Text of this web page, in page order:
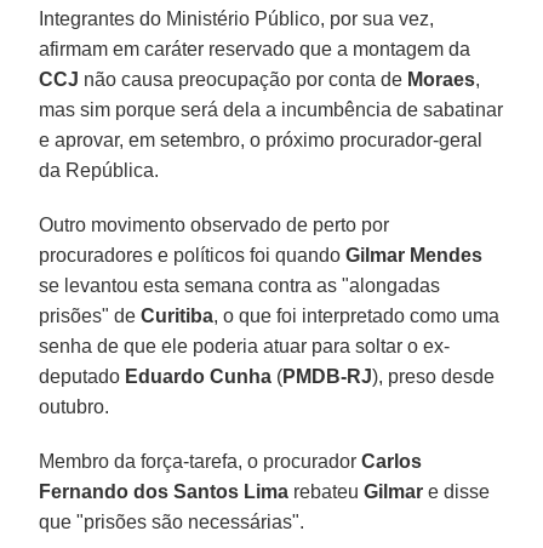
Integrantes do Ministério Público, por sua vez,
afirmam em caráter reservado que a montagem da
CCJ não causa preocupação por conta de Moraes,
mas sim porque será dela a incumbência de sabatinar
e aprovar, em setembro, o próximo procurador-geral
da República.
Outro movimento observado de perto por
procuradores e políticos foi quandoGilmar Mendes
se levantou esta semana contra as "alongadas
prisões" deCuritiba, o que foi interpretado como uma
senha de que ele poderia atuar para soltar o ex-
deputado Eduardo Cunha (PMDB-RJ), preso desde
outubro.
Membro da força-tarefa, o procuradorCarlos
Fernando dos Santos Lima rebateuGilmar e disse
que "prisões são necessárias".